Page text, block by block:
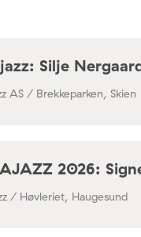
Silje
AS / Brekkeparken, Skien
2026:
/ Høvleriet, Haugesund